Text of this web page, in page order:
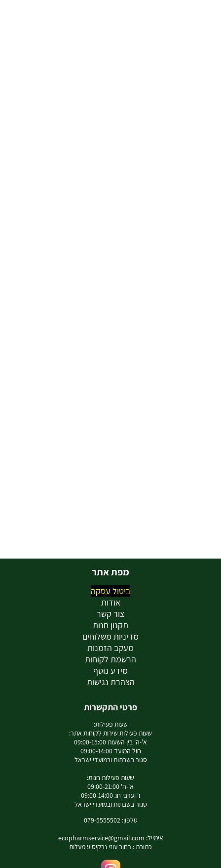
מפת אתר
ביטול עסקה
אודות
צור קשר
תקנון חנות
מדיניות משלוחים
מעקב הזמנות
הרשמת לקוחות
מידע נוסף
הצהרת נגישות
פרטי התקשרות
שעות פעילות:
שעות פעילות שירות לקוחות אתר:
א'-ה' בין השעות 09:00-15:00
חול המועד 09:00-14:00
סגור בשבתות ובמועדי ישראל
שעות פעילות חנות:
א'-ה' 09:00-21:00
ו' וערבי חג 09:00-14:00
סגור בשבתות ובמועדי ישראל
טלפון: 079-5555502
אימייל: ecopharmservice@gmail.com
כתובת : רחוב עוזי נרקיס 9 מעלות